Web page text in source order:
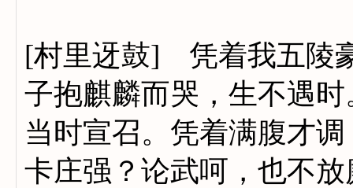
[村里迓鼓] 凭着我五陵
子抱麒麟而哭，生不遇
当时宣召。凭着满腹才
卡庄强？论武呵，也不